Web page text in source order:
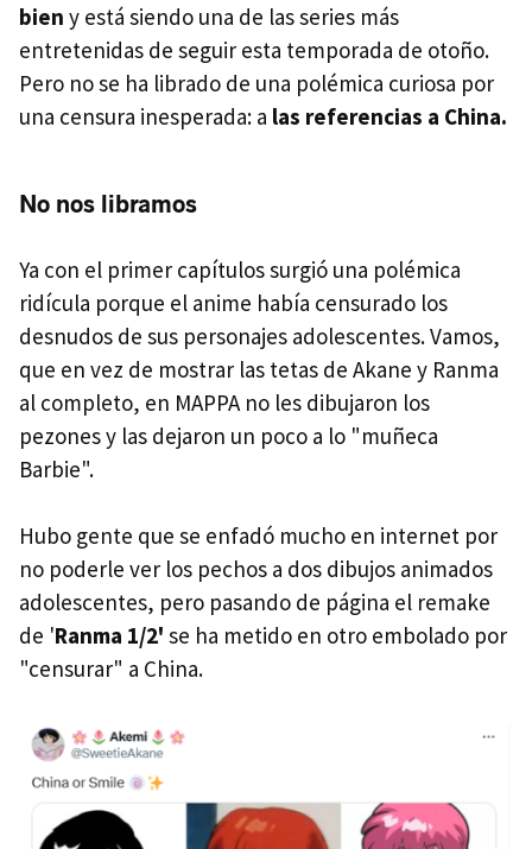
bien y está siendo una de las series más
entretenidas de seguir esta temporada de otoño.
Pero no se ha librado de una polémica curiosa por
una censura inesperada: a las referencias a China.
No nos libramos
Ya con el primer capítulos surgió una polémica
ridícula porque el anime había censurado los
desnudos de sus personajes adolescentes. Vamos,
que en vez de mostrar las tetas de Akane y Ranma
al completo, en MAPPA no les dibujaron los
pezones y las dejaron un poco a lo "muñeca
Barbie".
Hubo gente que se enfadó mucho en internet por
no poderle ver los pechos a dos dibujos animados
adolescentes, pero pasando de página el remake
de 'Ranma 1/2' se ha metido en otro embolado por
"censurar" a China.